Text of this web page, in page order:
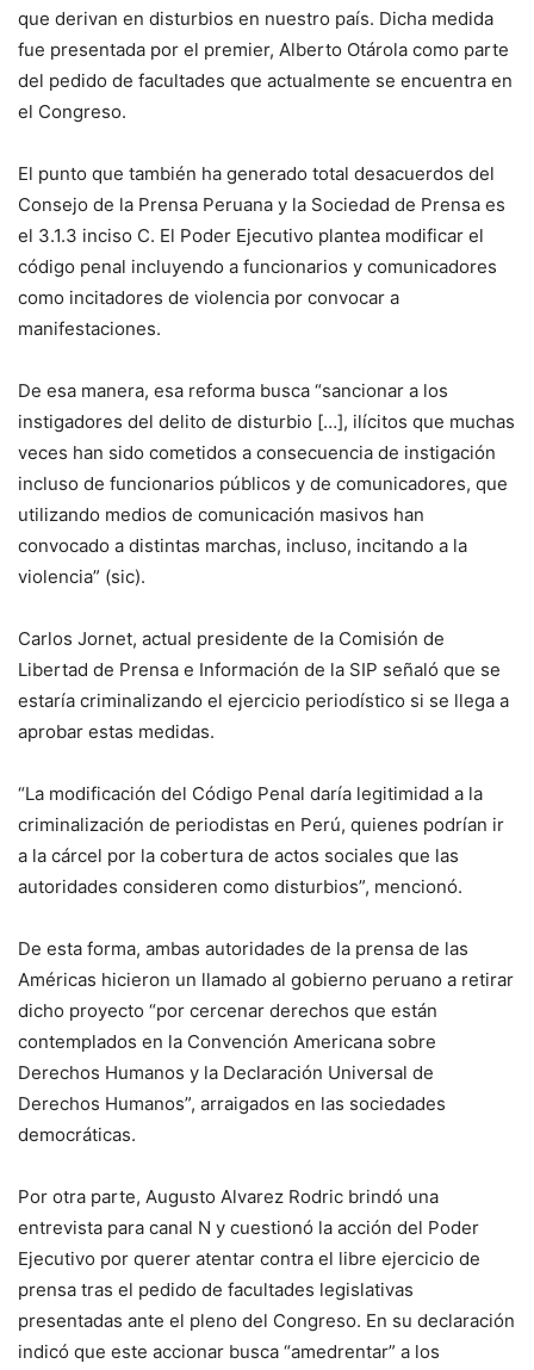
que derivan en disturbios en nuestro país. Dicha medida
fue presentada por el premier, Alberto Otárola como parte
del pedido de facultades que actualmente se encuentra en
el Congreso.
El punto que también ha generado total desacuerdos del
Consejo de la Prensa Peruana y la Sociedad de Prensa es
el 3.1.3 inciso C. El Poder Ejecutivo plantea modificar el
código penal incluyendo a funcionarios y comunicadores
como incitadores de violencia por convocar a
manifestaciones.
De esa manera, esa reforma busca “sancionar a los
instigadores del delito de disturbio […], ilícitos que muchas
veces han sido cometidos a consecuencia de instigación
incluso de funcionarios públicos y de comunicadores, que
utilizando medios de comunicación masivos han
convocado a distintas marchas, incluso, incitando a la
violencia” (sic).
Carlos Jornet, actual presidente de la Comisión de
Libertad de Prensa e Información de la SIP señaló que se
estaría criminalizando el ejercicio periodístico si se llega a
aprobar estas medidas.
“La modificación del Código Penal daría legitimidad a la
criminalización de periodistas en Perú, quienes podrían ir
a la cárcel por la cobertura de actos sociales que las
autoridades consideren como disturbios”, mencionó.
De esta forma, ambas autoridades de la prensa de las
Américas hicieron un llamado al gobierno peruano a retirar
dicho proyecto “por cercenar derechos que están
contemplados en la Convención Americana sobre
Derechos Humanos y la Declaración Universal de
Derechos Humanos”, arraigados en las sociedades
democráticas.
Por otra parte, Augusto Alvarez Rodric brindó una
entrevista para canal N y cuestionó la acción del Poder
Ejecutivo por querer atentar contra el libre ejercicio de
prensa tras el pedido de facultades legislativas
presentadas ante el pleno del Congreso. En su declaración
indicó que este accionar busca “amedrentar” a los